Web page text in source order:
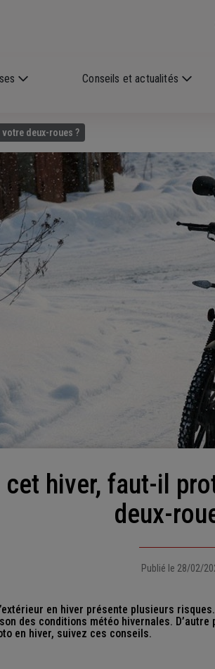
Conseils et actualités
deux-roues ?
deux-
Publié le 28/02/
en hiver présente plusieurs
des conditions météo hivernales.
en hiver, suivez ces conseils.